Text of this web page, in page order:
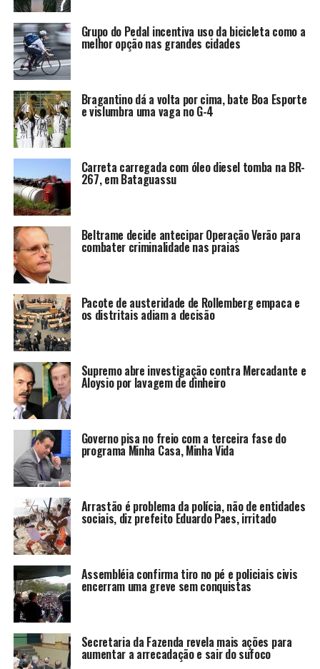
Grupo do Pedal incentiva uso da bicicleta como a
melhor opção nas grandes cidades
Bragantino dá a volta por cima, bate Boa Esporte
e vislumbra uma vaga no G-4
Carreta carregada com óleo diesel tomba na BR-
267, em Bataguassu
Beltrame decide antecipar Operação Verão para
combater criminalidade nas praias
Pacote de austeridade de Rollemberg empaca e
os distritais adiam a decisão
Supremo abre investigação contra Mercadante e
Aloysio por lavagem de dinheiro
Governo pisa no freio com a terceira fase do
programa Minha Casa, Minha Vida
Arrastão é problema da polícia, não de entidades
sociais, diz prefeito Eduardo Paes, irritado
Assembléia confirma tiro no pé e policiais civis
encerram uma greve sem conquistas
Secretaria da Fazenda revela mais ações para
aumentar a arrecadação e sair do sufoco